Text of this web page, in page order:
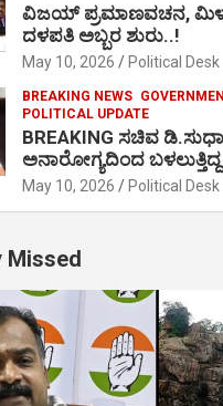
ವಿಜಯ್ ಪ್ರಮಾಣವಚನ,
ದಳಪತಿ ಅಬ್ಬರ ಶುರು..!
May 10, 2026 Political Desk
BREAKING NEWS
POLITICAL UPDATE
BREAKING ಸಚಿವ
ಅನಾರೋಗ್ಯದಿಂದ
May 10, 2026 Political Desk
Missed